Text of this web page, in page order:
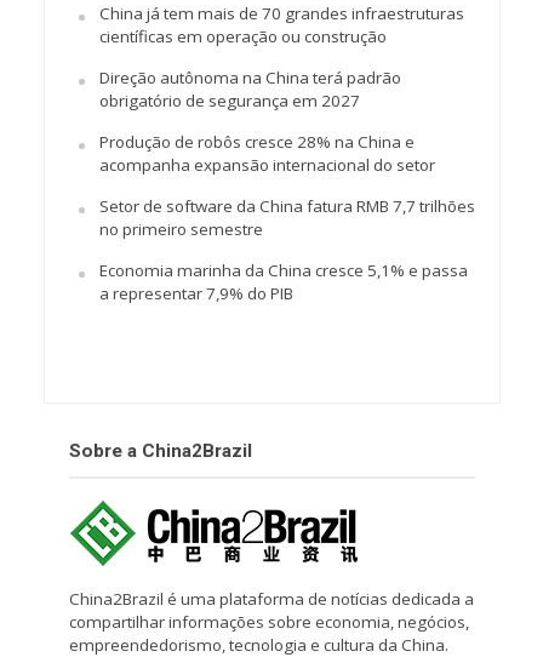
China já tem mais de 70 grandes infraestruturas
científicas em operação ou construção
Direção autônoma na China terá padrão
obrigatório de segurança em 2027
Produção de robôs cresce 28% na China e
acompanha expansão internacional do setor
Setor de software da China fatura RMB 7,7 trilhões
no primeiro semestre
Economia marinha da China cresce 5,1% e passa
a representar 7,9% do PIB
Sobre a China2Brazil
China2Brazil é uma plataforma de notícias dedicada a
compartilhar informações sobre economia, negócios,
empreendedorismo, tecnologia e cultura da China.